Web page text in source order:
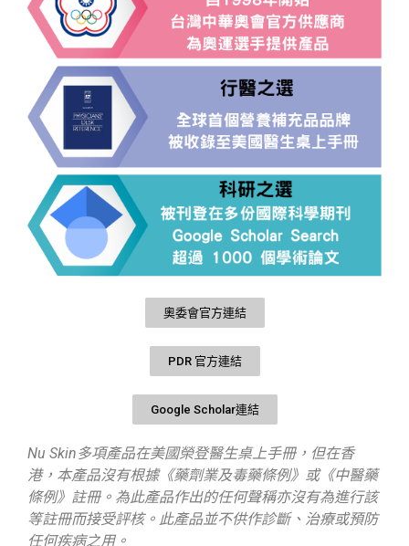
奧委會官方連結
PDR 官方連結
Google Scholar連結
Nu Skin多項產品在美國榮登醫生桌上手冊，但在香
港，本產品沒有根據《藥劑業及毒藥條例》或《中醫藥
條例》註冊。為此產品作出的任何聲稱亦沒有為進行該
等註冊而接受評核。此產品並不供作診斷、治療或預防
任何疾病之用。